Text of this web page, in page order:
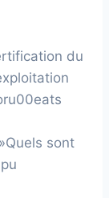
du
sont